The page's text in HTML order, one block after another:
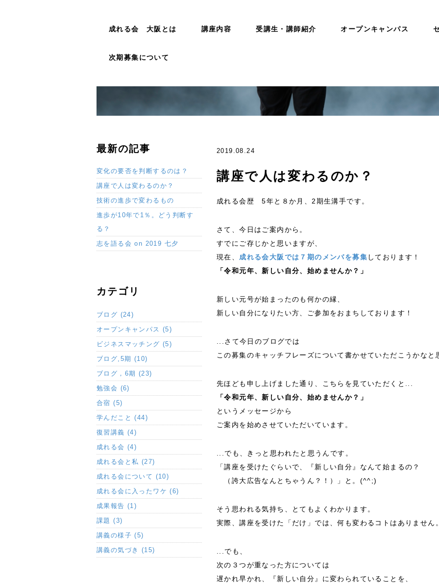
成れる会 大阪とは 講座内容 受講生・講師紹介 オープンキャンパス
次期募集について
2019.08.24
講座で人は変わるのか？
成れる会歴 5年と８か月、2期生溝手です。
さて、今日はご案内から。
すでにご存じかと思いますが、
現在、 成れる会大阪では７期のメンバを募集 しております！
「令和元年、新しい自分、始めませんか？」
新しい元号が始まったのも何かの縁、
新しい自分になりたい方、ご参加をおまちしております！
...さて今日のブログでは
この募集のキャッチフレーズについて書かせていただこうかなと
先ほども申し上げました通り、こちらを見ていただくと...
「令和元年、新しい自分、始めませんか？」
というメッセージから
ご案内を始めさせていただいています。
...でも、きっと思われたと思うんです。
「講座を受けたぐらいで、『新しい自分』なんて始まるの？
（誇大広告なんとちゃうん？！）」と。(^^;)
そう思われる気持ち、とてもよくわかります。
実際、講座を受けた「だけ」では、何も変わるコトはありません
...でも、
次の３つが重なった方については
遅かれ早かれ、『新しい自分』に変わられていることを、
最新の記事
変化の要否を判断するのは？
講座で人は変わるのか？
技術の進歩で変わるもの
進歩が10年で1％。どう判断す
る？
志を語る会 on 2019 七夕
カテゴリ
ブログ (24)
オープンキャンパス (5)
ビジネスマッチング (5)
ブログ,5期 (10)
ブログ，6期 (23)
勉強会 (6)
合宿 (5)
学んだこと (44)
復習講義 (4)
成れる会 (4)
成れる会と私 (27)
成れる会について (10)
成れる会に入ったワケ (6)
成果報告 (1)
課題 (3)
講義の様子 (5)
講義の気づき (15)